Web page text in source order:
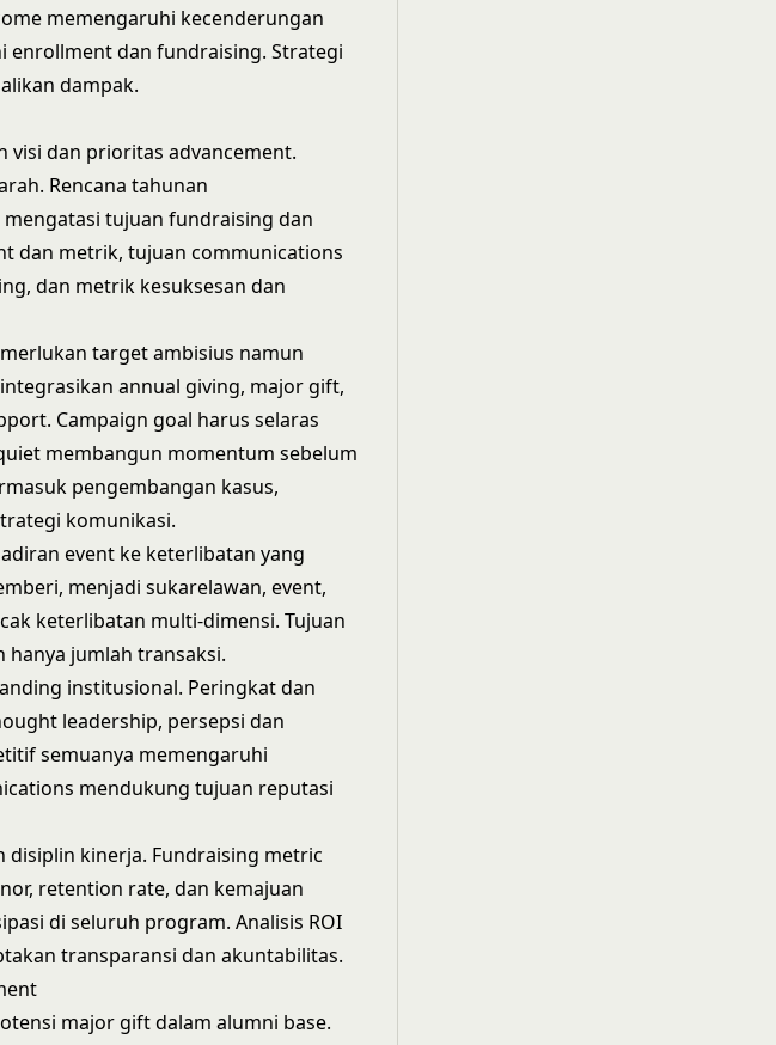
memengaruhi kecenderungan
enrollment dan fundraising. Strategi
dampak.
dan prioritas advancement.
Rencana tahunan
tujuan fundraising dan
dan metrik, tujuan communications
dan metrik kesuksesan dan
target ambisius namun
annual giving, major gift,
Campaign goal harus selaras
membangun momentum sebelum
pengembangan kasus,
komunikasi.
event ke keterlibatan yang
menjadi sukarelawan, event,
keterlibatan multi-dimensi. Tujuan
jumlah transaksi.
institusional. Peringkat dan
leadership, persepsi dan
semuanya memengaruhi
mendukung tujuan reputasi
disiplin kinerja. Fundraising metric
retention rate, dan kemajuan
di seluruh program. Analisis ROI
transparansi dan akuntabilitas.
major gift dalam alumni base.